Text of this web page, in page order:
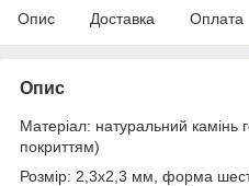
Опис Доставка Оплата
Опис
Матеріал: натуральний камінь
покриттям)
Розмір: 2,3х2,3 мм, форма